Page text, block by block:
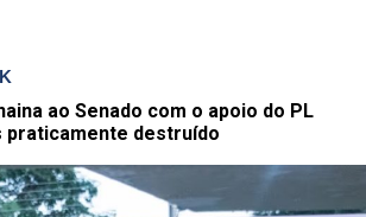
ao Senado com o apoio do PL
praticamente destruído